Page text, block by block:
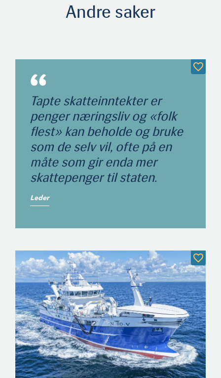
Andre saker
Tapte skatteinntekter er
penger næringsliv og «folk
flest» kan beholde og bruke
som de selv vil, ofte på en
måte som gir enda mer
skattepenger til staten.
Leder